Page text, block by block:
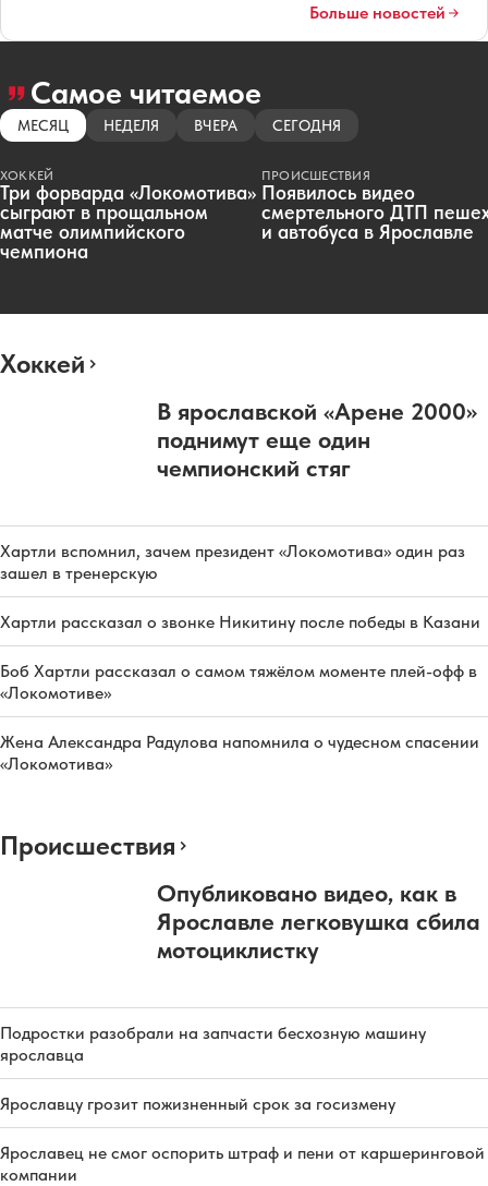
Больше новостей
Самое читаемое
МЕСЯЦ НЕДЕЛЯ ВЧЕРА СЕГОДНЯ
ХОККЕЙ
Три форварда «Локомотива»
сыграют в прощальном
матче олимпийского
чемпиона
ПРОИСШЕСТВИЯ
Появилось видео
смертельного ДТП
и автобуса в Ярославле
Хоккей
В ярославской «Арене 2000»
поднимут еще один
чемпионский стяг
Хартли вспомнил, зачем президент «Локомотива» один раз
зашел в тренерскую
Хартли рассказал о звонке Никитину после победы в Казани
Боб Хартли рассказал о самом тяжёлом моменте плей-офф в
«Локомотиве»
Жена Александра Радулова напомнила о чудесном спасении
«Локомотива»
Происшествия
Опубликовано видео, как в
Ярославле легковушка сбила
мотоциклистку
Подростки разобрали на запчасти бесхозную машину
ярославца
Ярославцу грозит пожизненный срок за госизмену
Ярославец не смог оспорить штраф и пени от каршеринговой
компании